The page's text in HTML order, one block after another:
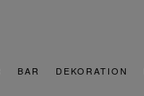
BAR DEKORATION